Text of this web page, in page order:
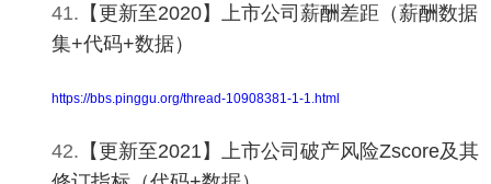
41. 【更新至2020】上市公司薪酬差距（薪酬数据
集+代码+数据）
https://bbs.pinggu.org/thread-10908381-1-1.html
42. 【更新至2021】上市公司破产风险Zscore及其